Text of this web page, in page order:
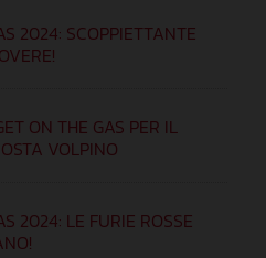
2024: SCOPPIETTANTE
ON THE GAS PER IL
VOLPINO
2024: LE FURIE ROSSE